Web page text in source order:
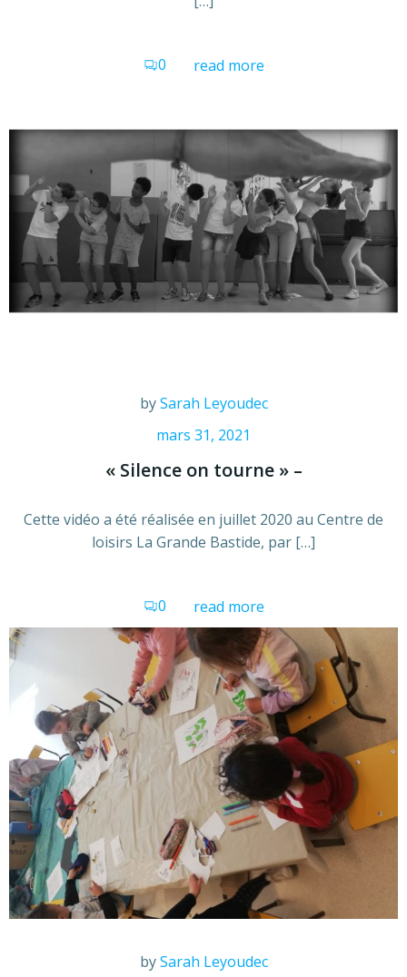
0 read more
bySarah Leyoudec
mars 31, 2021
« Silence on tourne » –
Cette vidéo a été réalisée en juillet 2020 au Centre de
loisirs La Grande Bastide, par […]
0 read more
bySarah Leyoudec